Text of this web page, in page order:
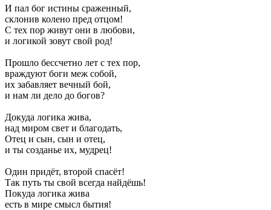
И пал бог истины сраженный,
склонив колено пред отцом!
С тех пор живут они в любови,
и логикой зовут свой род!
Прошло бессчетно лет с тех пор,
враждуют боги меж собой,
их забавляет вечный бой,
и нам ли дело до богов?
Докуда логика жива,
над миром свет и благодать,
Отец и сын, сын и отец,
и ты созданье их, мудрец!
Один придёт, второй спасёт!
Так путь ты свой всегда найдёшь!
Покуда логика жива
есть в мире смысл бытия!